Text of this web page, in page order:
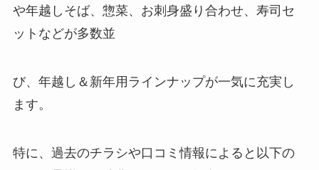
や年越しそば、惣菜、お刺身盛り合わせ、寿司セ
ットなどが多数並
び、年越し＆新年用ラインナップが一気に充実し
ます。
特に、過去のチラシや口コミ情報によると以下の